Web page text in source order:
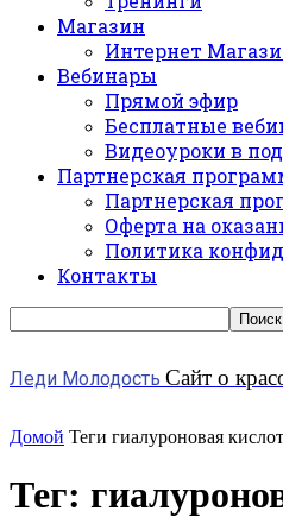
Магазин
Интернет
Вебинары
Прямой эфир
Бесплатные
Видеоуроки в
Партнерская
Партнерская
Оферта на
Политика
Контакты
Леди Молодость Сайт о
Домой Теги гиалуроновая
Тег: